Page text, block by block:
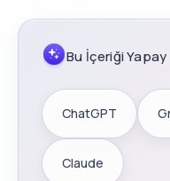
Bu İçeriği
ChatGPT
Claude